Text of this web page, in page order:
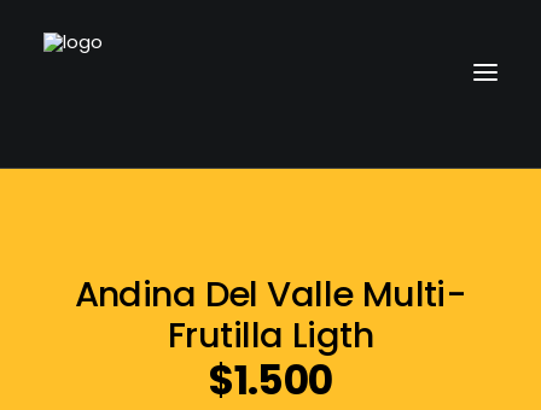
Andina Del Valle Multi-
Frutilla Ligth
$1.500